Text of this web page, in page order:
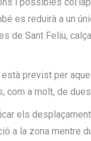
es reduirà a un
de Sant Feliu,
està previst per
com a molt, de
els
a la zona mentre